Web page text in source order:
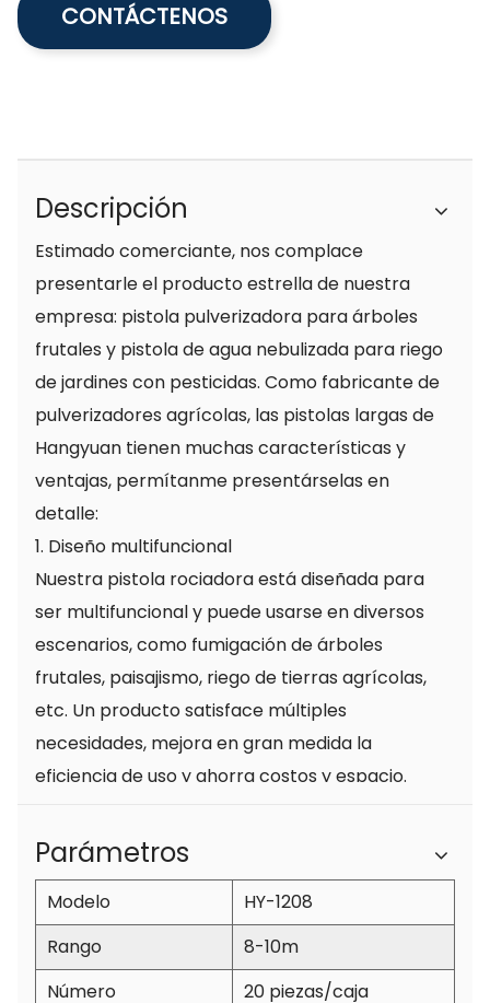
CONTÁCTENOS
Descripción
Estimado comerciante, nos complace
presentarle el producto estrella de nuestra
empresa: pistola pulverizadora para árboles
frutales y pistola de agua nebulizada para riego
de jardines con pesticidas. Como fabricante de
pulverizadores agrícolas, las pistolas largas de
Hangyuan tienen muchas características y
ventajas, permítanme presentárselas en
detalle:
1. Diseño multifuncional
Nuestra pistola rociadora está diseñada para
ser multifuncional y puede usarse en diversos
escenarios, como fumigación de árboles
frutales, paisajismo, riego de tierras agrícolas,
etc. Un producto satisface múltiples
necesidades, mejora en gran medida la
eficiencia de uso y ahorra costos y espacio.
Utilizando tecnología de pulverización
avanzada, nuestra pistola larga puede producir
una neblina de agua fina y uniforme, cubriendo
un área amplia y teniendo un efecto de
pulverización evidente. Ya sea rociando
Parámetros
Modelo
HY-1208
Rango
8-10m
Número
20 piezas/caja